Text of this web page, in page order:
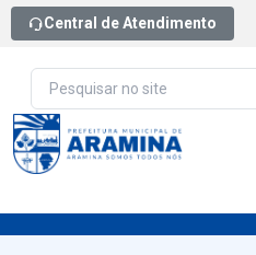
Central de Atendimento